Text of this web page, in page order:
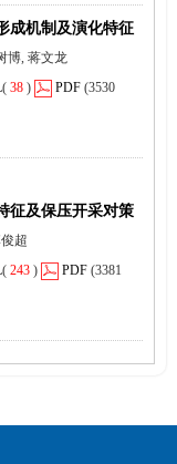
成机制及演化特征
博, 蒋文龙
( 38 ) PDF (3530
征及保压开采对策
超
( 243 ) PDF (3381